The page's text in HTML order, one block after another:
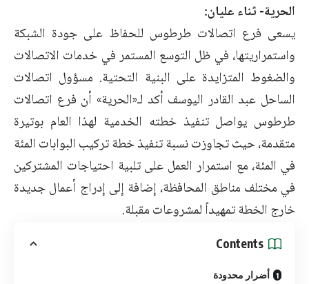
الحرية- ثناء عليان:
يسعى فرع اتصالات طرطوس للحفاظ على جودة الشبكة
واستمراريتها، في ظل التوسع المستمر في خدمات الاتصالات
والضغوط المتزايدة على البنية التحتية. مسؤول اتصالات
الساحل عبد القادر اليوسف أكد لـ«الحرية» أن فرع اتصالات
طرطوس يواصل تنفيذ خطته الخدمية لهذا العام بوتيرة
متقدمة، حيث تجاوزت نسبة تنفيذ خطة تركيب البوابات المئة
في المئة، مع استمرار العمل على تلبية احتياجات المشتركين
في مختلف مناطق المحافظة، إضافة إلى إدراج أعمال جديدة
خارج الخطة تمهيداً لمشروعات مقبلة.
Contents
أضرار محدودة